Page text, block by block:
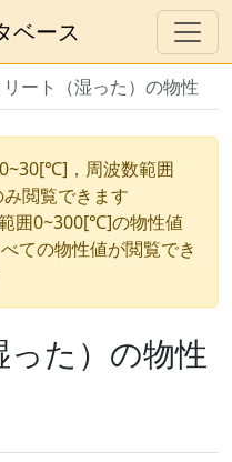
ベース
ート（湿った）の物性
，周波数範囲
閲覧できます
囲0~300[℃]の物性値
ての物性値が閲覧でき
た）の物性